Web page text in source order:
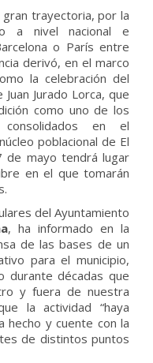
trayectoria, por la
a nivel nacional e
o París entre
derivó, en el marco
la celebración del
Jurado Lorca, que
como uno de los
en el
poblacional de El
de mayo tendrá lugar
en el que tomarán
del Ayuntamiento
, ha informado en la
de las bases de un
para el municipio,
durante décadas que
y fuera de nuestra
la actividad “haya
hecho y cuente con la
de distintos puntos